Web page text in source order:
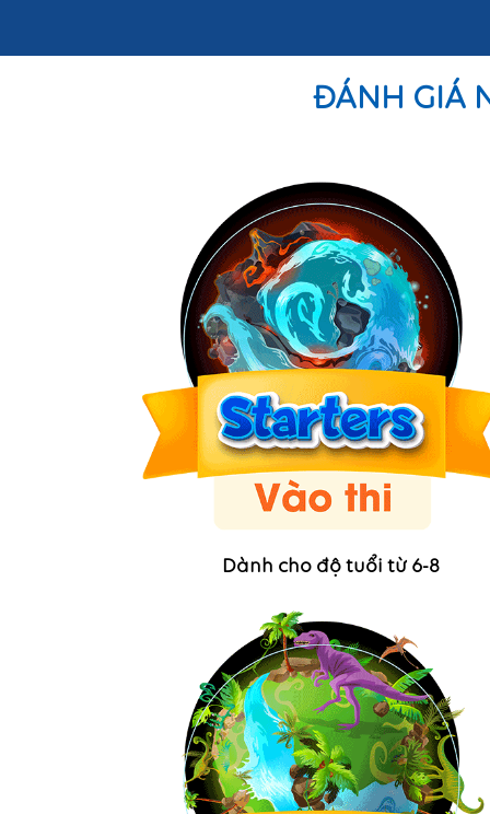
ĐÁNH GIÁ
Dành cho độ tuổi từ 6-8